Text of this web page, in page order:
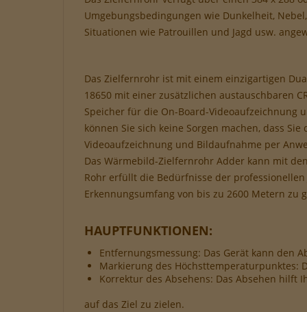
Umgebungsbedingungen wie Dunkelheit,
Situationen wie Patrouillen und Jagd usw.
Das Zielfernrohr ist mit einem einzigartigen
18650 mit einer zusätzlichen austauschbaren
Speicher für die On-Board-Videoaufzeichnung
können Sie sich keine Sorgen machen, dass
Videoaufzeichnung und Bildaufnahme per
Das Wärmebild-Zielfernrohr Adder kann mit
Rohr erfüllt die Bedürfnisse der
Erkennungsumfang von bis zu 2600 Metern zu
HAUPTFUNKTIONEN:
Entfernungsmessung: Das Gerät kann den
Markierung des Höchsttemperaturpunktes:
Korrektur des Absehens: Das Absehen hilft
auf das Ziel zu zielen.